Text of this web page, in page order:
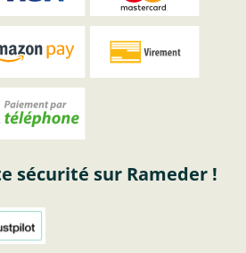
sécurité sur Rameder !